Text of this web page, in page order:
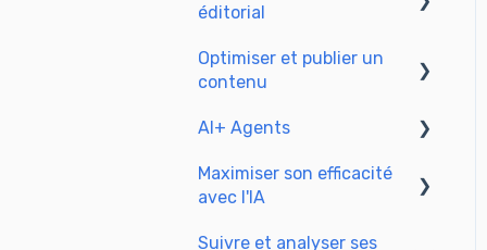
opportunités
Explorer vos pages dans
Semji
éditorial
Adapter le planning à
votre mode de
Planning
Optimiser et publier un
contenu
Préparer & rédiger
Optimiser le SEO
AI+ Agents
Prise en main & Guides
Maximiser son efficacité
avec l'IA
Configurer
Suivre et analyser ses